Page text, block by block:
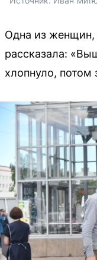
Одна из
рассказала:
хлопнуло, потом